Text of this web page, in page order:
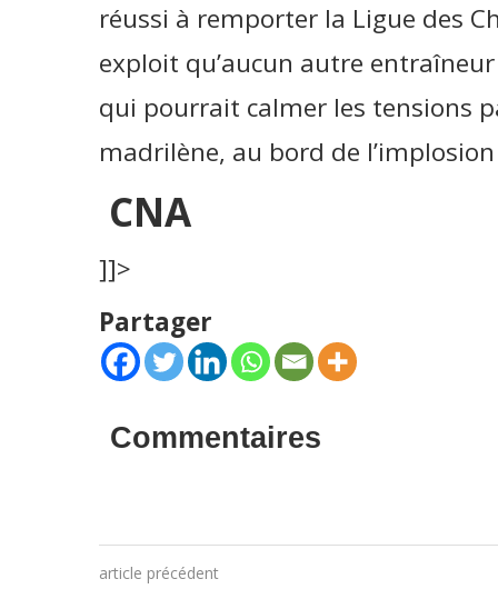
réussi à remporter la Ligue des
exploit qu’aucun autre
qui pourrait calmer les tensions
madrilène, au bord de
CNA
]]>
Partager
Commentaires
article précédent